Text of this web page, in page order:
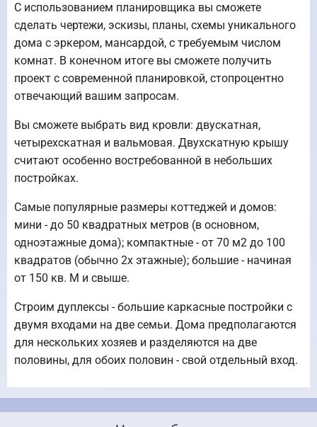
С использованием планировщика вы сможете
сделать чертежи, эскизы, планы, схемы уникального
дома с эркером, мансардой, с требуемым числом
комнат. В конечном итоге вы сможете получить
проект с современной планировкой, стопроцентно
отвечающий вашим запросам.
Вы сможете выбрать вид кровли: двускатная,
четырехскатная и вальмовая. Двухскатную крышу
считают особенно востребованной в небольших
постройках.
Самые популярные размеры коттеджей и домов:
мини - до 50 квадратных метров (в основном,
одноэтажные дома); компактные - от 70 м2 до 100
квадратов (обычно 2х этажные); большие - начиная
от 150 кв. М и свыше.
Строим дуплексы - большие каркасные постройки с
двумя входами на две семьи. Дома предполагаются
для нескольких хозяев и разделяются на две
половины, для обоих половин - свой отдельный вход.